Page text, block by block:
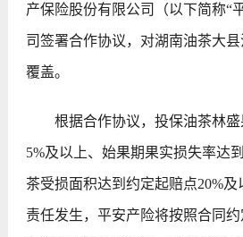
产保险股份有限公司（以下简称“
司签署合作协议，对湖南油茶大
覆盖。
根据合作协议，投保油茶林盛
5%及以上、始果期果实损失率达
茶受损面积达到约定起赔点20%
责任发生，平安产险将按照合同